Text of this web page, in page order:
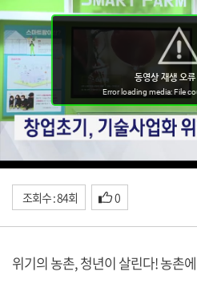
조회수 : 84회 0
위기의 농촌, 청년이 살린다! 농촌